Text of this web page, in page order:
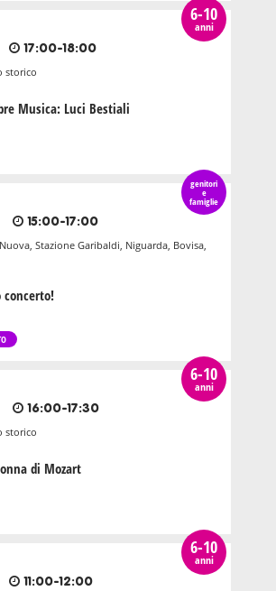
6-10
anni
17:00-18:00
storico
Musica: Luci Bestiali
genitori
e
famiglie
15:00-17:00
Stazione Garibaldi, Niguarda, Bovisa,
concerto!
6-10
anni
16:00-17:30
storico
di Mozart
6-10
anni
11:00-12:00